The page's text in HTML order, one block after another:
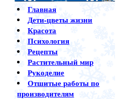
Главная
Дети-цветы жизни
Красота
Психология
Рецепты
Растительный мир
Рукоделие
Отшитые работы по
производителям